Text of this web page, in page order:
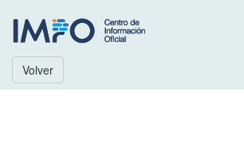
Volver